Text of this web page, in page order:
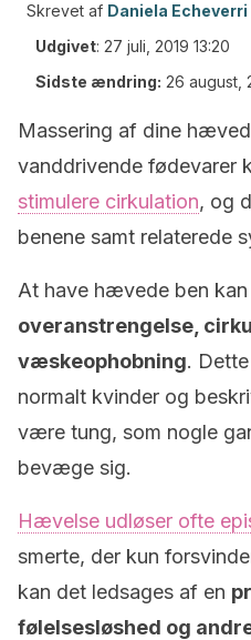
Skrevet af Daniela
Udgivet: 27 juli, 2019 13:20
Sidste ændring: 26 august,
Massering af dine
vanddrivende fødevarer
stimulere cirkulation, og
benene samt relaterede
At have hævede ben
overanstrengelse,
væskeophobning.
normalt kvinder og
være tung, som nogle
bevæge sig.
Hævelse udløser ofte
smerte, der kun
kan det ledsages af en
følelsesløshed og